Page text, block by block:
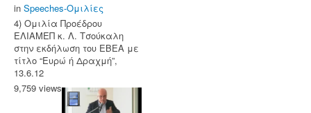
in Speeches-Ομιλίες
4) Ομιλία Προέδρου
ΕΛΙΑΜΕΠ κ. Λ. Τσούκαλη
στην εκδήλωση του ΕΒΕΑ με
τίτλο “Ευρώ ή Δραχμή”,
13.6.12
9,759 views